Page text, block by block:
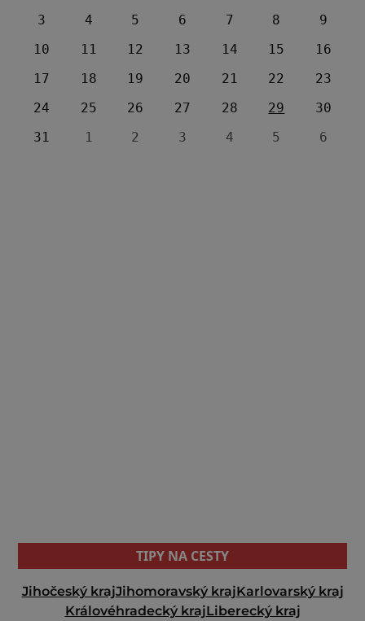
3
4 5 6 7 8
9
10
11 12 13 14 15
16
17
18 19 20 21 22
23
24
25 26 27 28 29
30
31
1 2 3 4 5 6
TIPY NA CESTY
Jihočeský krajJihomoravský krajKarlovarský kraj
Královéhradecký krajLiberecký kraj